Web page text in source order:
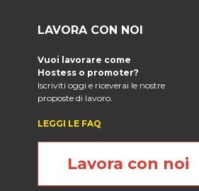
LAVORA CON NOI
Vuoi lavorare come
Hostess o promoter?
Iscriviti oggi e riceverai le nostre
proposte di lavoro.
LEGGI LE FAQ
Lavora con noi